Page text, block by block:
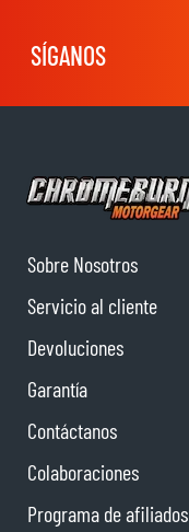
SÍGANOS
Sobre Nosotros
Servicio al cliente
Devoluciones
Garantía
Contáctanos
Colaboraciones
Programa de afiliados